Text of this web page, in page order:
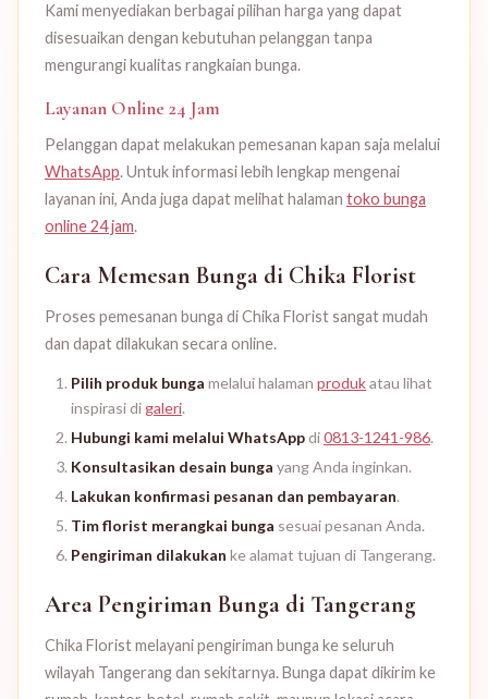
Kami menyediakan berbagai pilihan harga yang dapat
disesuaikan dengan kebutuhan pelanggan tanpa
mengurangi kualitas rangkaian bunga.
Layanan Online 24 Jam
Pelanggan dapat melakukan pemesanan kapan saja melalui
WhatsApp. Untuk informasi lebih lengkap mengenai
layanan ini, Anda juga dapat melihat halaman toko bunga
online 24 jam.
Cara Memesan Bunga di Chika Florist
Proses pemesanan bunga di Chika Florist sangat mudah
dan dapat dilakukan secara online.
Pilih produk bunga melalui halaman produkatau lihat
inspirasi di galeri.
Hubungi kami melalui WhatsAppdi0813-1241-986.
Konsultasikan desain bunga yang Anda inginkan.
Lakukan konfirmasi pesanan dan pembayaran.
Tim florist merangkai bunga sesuai pesanan Anda.
Pengiriman dilakukan ke alamat tujuan di Tangerang.
Area Pengiriman Bunga di Tangerang
Chika Florist melayani pengiriman bunga ke seluruh
wilayah Tangerang dan sekitarnya. Bunga dapat dikirim ke